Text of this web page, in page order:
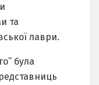
та
лаври.
була